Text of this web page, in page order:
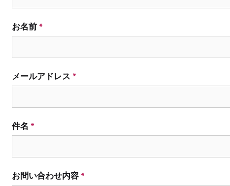
お名前 *
メールアドレス *
件名 *
お問い合わせ内容 *